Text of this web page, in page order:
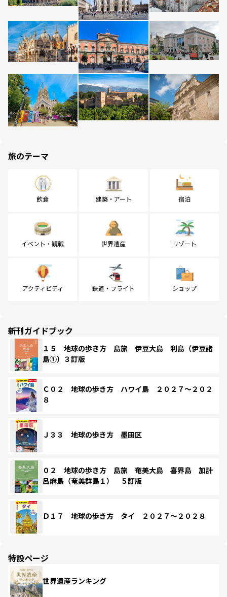
旅のテーマ
飲食 建築・アート 宿泊
イベント・観戦 世界遺産 リゾート
アクティビティ 鉄道・フライト ショップ
新刊ガイドブック
１５ 地球の歩き方 島旅 伊豆大島 利島（伊豆諸
島①）３訂版
Ｃ０２ 地球の歩き方 ハワイ島 ２０２７～２０２
８
Ｊ３３ 地球の歩き方 墨田区
０２ 地球の歩き方 島旅 奄美大島 喜界島 加計
呂麻島（奄美群島１） ５訂版
Ｄ１７ 地球の歩き方 タイ ２０２７～２０２８
特設ページ
世界遺産ランキング